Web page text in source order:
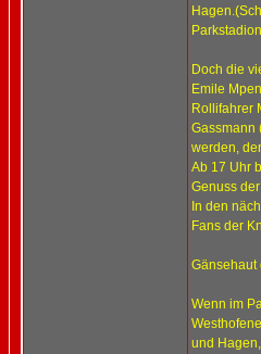
Doch die
Emile
Rollifahrer
Gassmann
werden,
Ab 17 Uhr
Genuss
In den
Fans der
Gänsehaut
Wenn im
und